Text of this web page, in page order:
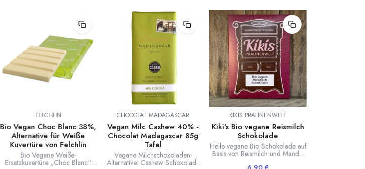
FELCHLIN
Bio Vegan Choc Blanc 38%,
Alternative für Weiße
Kuvertüre von Felchlin
Bio Vegane Weiße-
Ersatzkuvertüre „Choc Blanc“
CHOCOLAT MADAGASCAR
Vegan Milc Cashew 40% -
Chocolat Madagascar 85g
Tafel
Vegane Milchschokoladen-
Alternative: Cashew Schokolade
KIKIS PRALINENWELT
Kiki's Bio vegane Reismilch
Schokolade
Helle vegane Bio Schokolade auf
Basis von Reismilch und Mandel